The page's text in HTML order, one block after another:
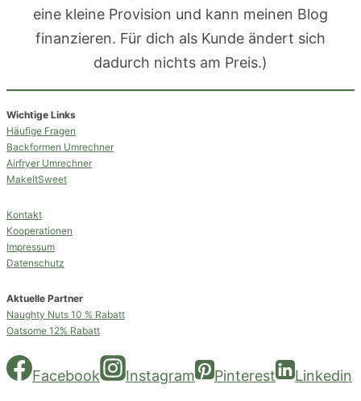
eine kleine Provision und kann meinen Blog
finanzieren. Für dich als Kunde ändert sich
dadurch nichts am Preis.)
Wichtige Links
Häufige Fragen
Backformen Umrechner
Airfryer Umrechner
MakeItSweet
Kontakt
Kooperationen
Impressum
Datenschutz
Aktuelle Partner
Naughty Nuts 10 % Rabatt
Oatsome 12% Rabatt
Facebook Instagram Pinterest Linkedin